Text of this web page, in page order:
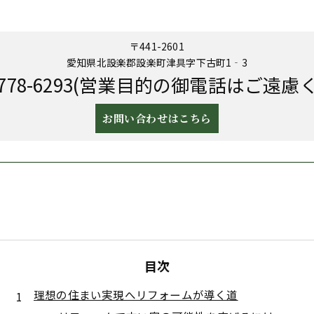
〒441-2601
愛知県北設楽郡設楽町津具字下古町1‐3
6293(営業目的の御電話はご遠慮
お問い合わせはこちら
目次
理想の住まい実現へリフォームが導く道